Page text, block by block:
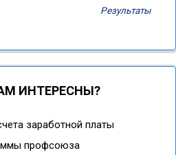
Результаты
ИНТЕРЕСНЫ?
заработной платы
профсоюза